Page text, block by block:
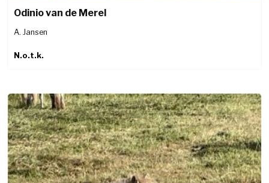
Odinio van de Merel
A. Jansen
N.o.t.k.